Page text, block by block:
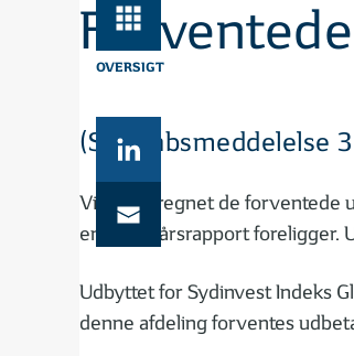
OVERSIGT
(Selskabsmeddelelse
Vi har beregnet de forventede
endelige årsrapport foreligger.
Udbyttet for Sydinvest Indeks
denne afdeling forventes